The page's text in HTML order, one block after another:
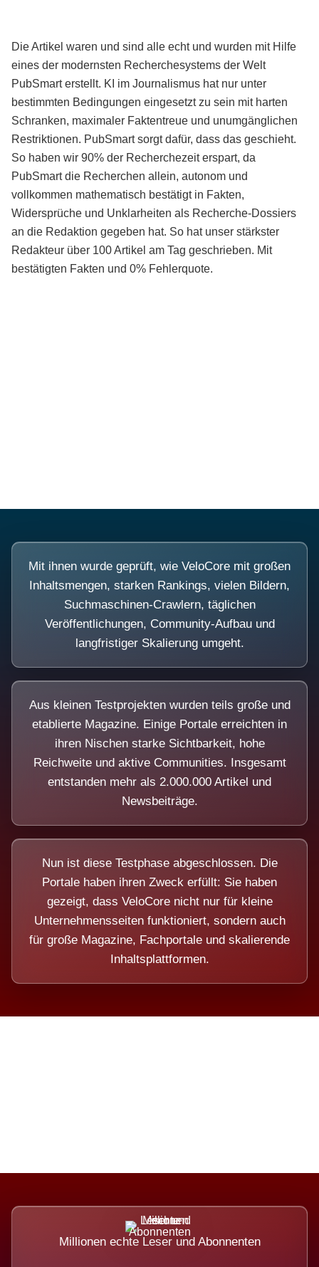
Die Artikel waren und sind alle echt und wurden mit Hilfe
eines der modernsten Recherchesystems der Welt
PubSmart erstellt. KI im Journalismus hat nur unter
bestimmten Bedingungen eingesetzt zu sein mit harten
Schranken, maximaler Faktentreue und unumgänglichen
Restriktionen. PubSmart sorgt dafür, dass das geschieht.
So haben wir 90% der Recherchezeit erspart, da
PubSmart die Recherchen allein, autonom und
vollkommen mathematisch bestätigt in Fakten,
Widersprüche und Unklarheiten als Recherche-Dossiers
an die Redaktion gegeben hat. So hat unser stärkster
Redakteur über 100 Artikel am Tag geschrieben. Mit
bestätigten Fakten und 0% Fehlerquote.
Mit ihnen wurde geprüft, wie VeloCore mit großen
Inhaltsmengen, starken Rankings, vielen Bildern,
Suchmaschinen-Crawlern, täglichen
Veröffentlichungen, Community-Aufbau und
langfristiger Skalierung umgeht.
Aus kleinen Testprojekten wurden teils große und
etablierte Magazine. Einige Portale erreichten in
ihren Nischen starke Sichtbarkeit, hohe
Reichweite und aktive Communities. Insgesamt
entstanden mehr als 2.000.000 Artikel und
Newsbeiträge.
Nun ist diese Testphase abgeschlossen. Die
Portale haben ihren Zweck erfüllt: Sie haben
gezeigt, dass VeloCore nicht nur für kleine
Unternehmensseiten funktioniert, sondern auch
für große Magazine, Fachportale und skalierende
Inhaltsplattformen.
Millionen echte Leser und Abonnenten